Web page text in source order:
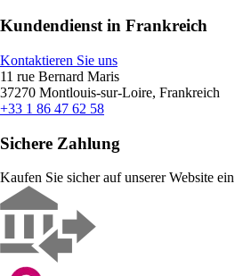
Kundendienst in Frankreich
Kontaktieren Sie uns
11 rue Bernard Maris
37270 Montlouis-sur-Loire, Frankreich
+33 1 86 47 62 58
Sichere Zahlung
Kaufen Sie sicher auf unserer Website ein